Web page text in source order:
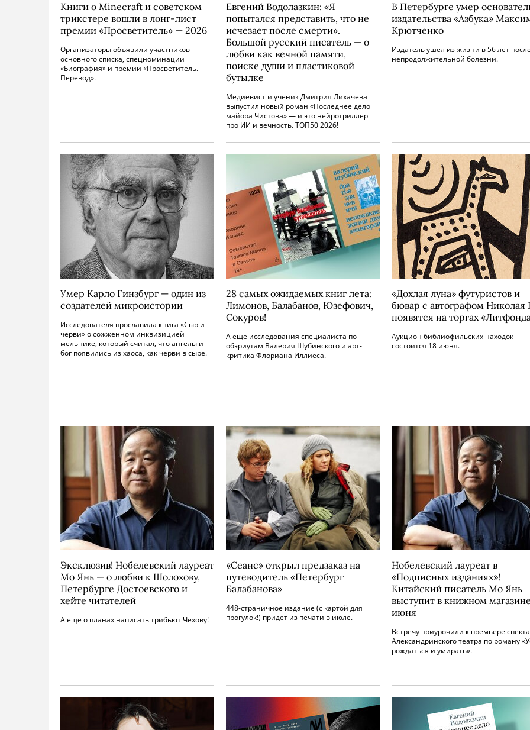
Книги о Minecraft и советском
трикстере вошли в лонг-лист
премии «Просветитель» — 2026
Организаторы объявили участников
основного списка, спецноминации
«Биография» и премии «Просветитель.
Перевод».
Евгений Водолазкин: «Я
попытался представить, что не
исчезает после смерти».
Большой русский писатель — о
любви как вечной памяти,
поиске души и пластиковой
бутылке
Медиевист и ученик Дмитрия Лихачева
выпустил новый роман «Последнее дело
майора Чистова» — и это нейротриллер
про ИИ и вечность. ТОП50 2026!
В Петербурге умер
издательства «Азбука»
Крютченко
Издатель ушел из жизни в 56 лет
непродолжительной болезни.
Умер Карло Гинзбург — один из
создателей микроистории
Исследователя прославила книга «Сыр и
черви» о сожженном инквизицией
мельнике, который считал, что ангелы и
бог появились из хаоса, как черви в сыре.
28 самых ожидаемых книг лета:
Лимонов, Балабанов, Юзефович,
Сокуров!
А еще исследования специалиста по
обэриутам Валерия Шубинского и арт-
критика Флориана Иллиеса.
«Дохлая луна» футуристов и
бювар с автографом Николая
появятся на торгах
Аукцион библиофильских находок
состоится 18 июня.
Эксклюзив! Нобелевский лауреат
Мо Янь — о любви к Шолохову,
Петербурге Достоевского и
хейте читателей
А еще о планах написать трибьют Чехову!
«Сеанс» открыл предзаказ на
путеводитель «Петербург
Балабанова»
448-страничное издание (с картой для
прогулок!) придет из печати в июле.
Нобелевский лауреат в
«Подписных изданиях»!
Китайский писатель Мо Янь
выступит в книжном
июня
Встречу приурочили к премьере
Александринского театра по роману
рождаться и умирать».